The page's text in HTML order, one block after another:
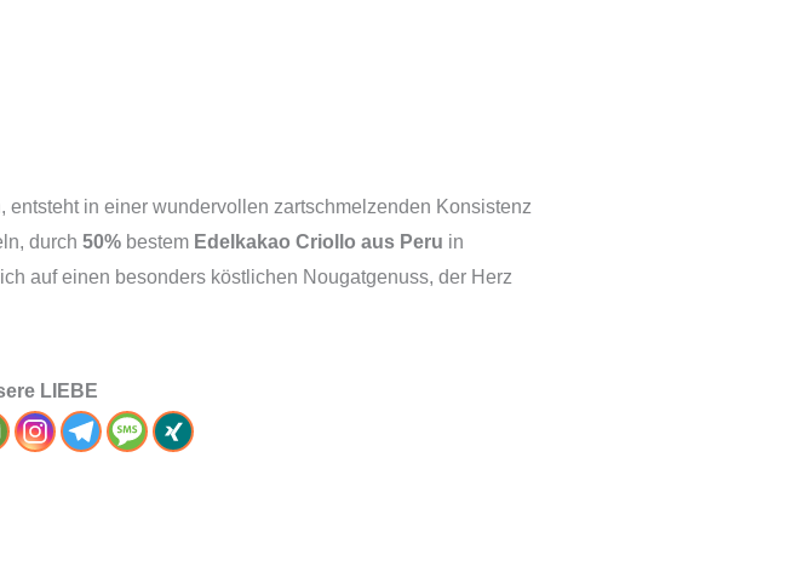
in einer wundervollen zartschmelzenden Konsistenz
durch 50% bestem Edelkakao Criollo aus Peru in
auf einen besonders köstlichen Nougatgenuss, der Herz
LIEBE